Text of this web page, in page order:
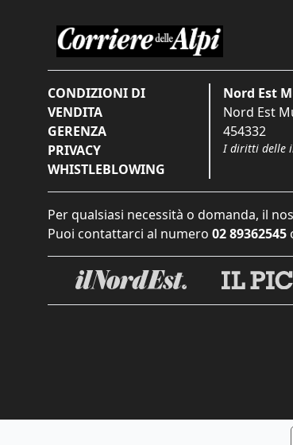
CONDIZIONI DI
VENDITA
GERENZA
PRIVACY
WHISTLEBLOWING
Nord Est
Nord Est
454332
I diritti delle
Per qualsiasi necessità o domanda, il
Puoi contattarci al numero 02 89362545